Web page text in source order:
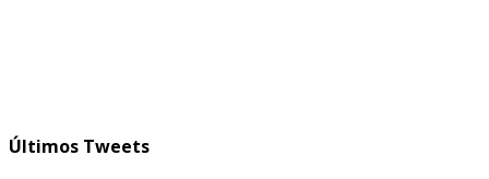
Últimos Tweets